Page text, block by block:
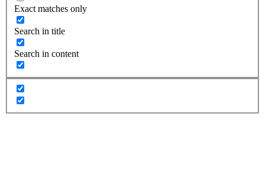
Exact matches only
Search in title
Search in content